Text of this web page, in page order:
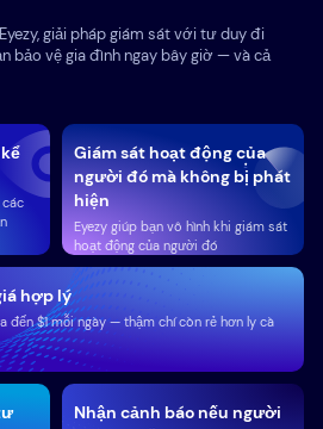
giải pháp giám sát với tư duy đi
bảo vệ gia đình ngay bây giờ — và cả
các
Giám sát hoạt động của
người đó mà không bị phát
hiện
Eyezy giúp bạn vô hình khi giám sát
hoạt động của người đó
hợp lý
đến $1 mỗi ngày — thậm chí còn rẻ hơn ly cà
Nhận cảnh báo nếu người